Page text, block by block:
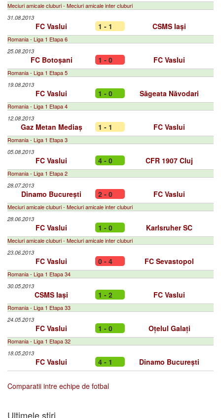
Meciuri amicale cluburi - Meciuri amicale inter cluburi
31.08.2013
FC Vaslui 1 - 1 CSMS Iași
Romania - Liga 1 Etapa 6
25.08.2013
FC Botoșani 1 - 0 FC Vaslui
Romania - Liga 1 Etapa 5
19.08.2013
FC Vaslui 1 - 0 Săgeata Năvodari
Romania - Liga 1 Etapa 4
12.08.2013
Gaz Metan Mediaș 1 - 1 FC Vaslui
Romania - Liga 1 Etapa 3
05.08.2013
FC Vaslui 4 - 0 CFR 1907 Cluj
Romania - Liga 1 Etapa 2
28.07.2013
Dinamo București 2 - 0 FC Vaslui
Meciuri amicale cluburi - Meciuri amicale inter cluburi
28.06.2013
FC Vaslui 1 - 0 Karlsruher SC
Meciuri amicale cluburi - Meciuri amicale inter cluburi
23.06.2013
FC Vaslui 0 - 4 FC Sevastopol
Romania - Liga 1 Etapa 34
30.05.2013
CSMS Iași 1 - 2 FC Vaslui
Romania - Liga 1 Etapa 33
24.05.2013
FC Vaslui 1 - 0 Oțelul Galați
Romania - Liga 1 Etapa 32
18.05.2013
FC Vaslui 4 - 1 Dinamo București
Comparatii intre echipe de fotbal
Ultimele stiri